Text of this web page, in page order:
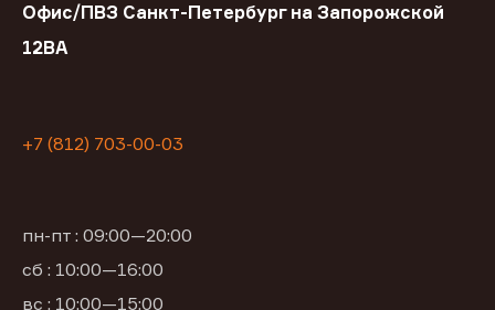
Офис/ПВЗ Санкт-Петербург на Запорожской
12ВА
+7 (812) 703-00-03
пн-пт : 09:00—20:00
сб : 10:00—16:00
вс : 10:00—15:00